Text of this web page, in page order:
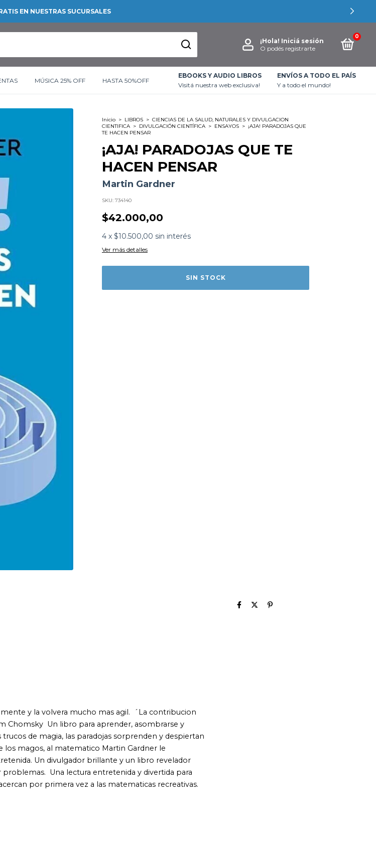
EN NUESTRAS SUCURSALES
¡Hola! Iniciá sesión
O podés registrarte
0
MÚSICA 25% OFF HASTA 50%OFF
EBOOKS Y AUDIO LIBROS
Visitá nuestra web exclusiva!
ENVÍOS A TODO EL PAÍS
Y a todo el mundo!
Inicio > LIBROS > CIENCIAS DE LA SALUD, NATURALES Y DIVULGACION
CIENTIFICA > DIVULGACIÓN CIENTÍFICA > ENSAYOS > ¡AJA! PARADOJAS QUE
TE HACEN PENSAR
¡AJA! PARADOJAS QUE TE
HACEN PENSAR
Martin Gardner
SKU: 734140
$42.000,00
4 x $10.500,00 sin interés
Ver más detalles
para aprender, asombrarse y
Martin Gardner le
brillante y un libro revelador
entretenida y divertida para
vez a las matematicas recreativas.